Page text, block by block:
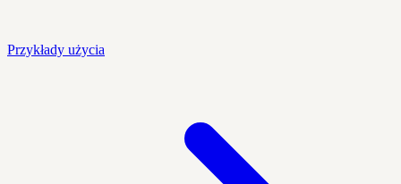
Przykłady użycia